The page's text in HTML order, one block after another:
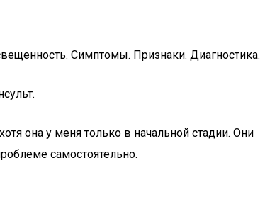
Симптомы. Признаки. Диагностика.
она у меня только в начальной стадии. Они
самостоятельно.